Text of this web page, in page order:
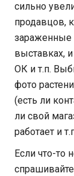
сильно
продавцов,
зараженные
выставках,
ОК и т.п.
фото
(есть ли
ли свой
работает и
Если что-то